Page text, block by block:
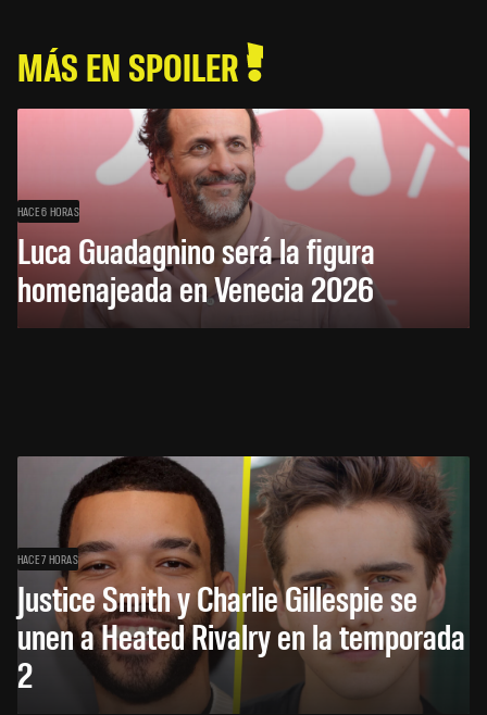
MÁS EN SPOILER
HACE 6 HORAS
Luca Guadagnino será la figura
homenajeada en Venecia 2026
HACE 7 HORAS
Justice Smith y Charlie Gillespie se
unen a Heated Rivalry en la temporada
2